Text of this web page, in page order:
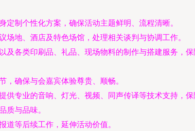
定制个性化方案，确保活动主题鲜明、流程清晰。
场地、酒店及特色场馆，处理相关谈判与协调工作。
及各类印刷品、礼品、现场物料的制作与搭建服务，
确保与会嘉宾体验尊贵、顺畅。
专业的音响、灯光、视频、同声传译等技术支持，保
质与品味。
道等后续工作，延伸活动价值。